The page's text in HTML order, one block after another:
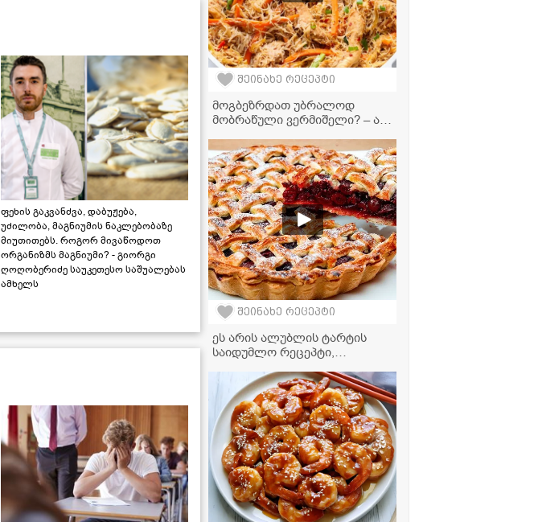
ფეხის გაკვანძვა, დაბუჟება,
უძილობა, მაგნიუმის ნაკლებობაზე
მიუთითებს. როგორ მივაწოდოთ
ორგანიზმს მაგნიუმი? - გიორგი
ღოღობერიძე საუკეთესო საშუალებას
ამხელს
შეინახე რეცეპტი
მოგბეზრდათ უბრალოდ
მობრაწული ვერმიშელი? – აი,
რომელიც კერძს დაუვიწყარს
გახდის!
შეინახე რეცეპტი
ეს არის ალუბლის ტარტის
საიდუმლო რეცეპტი,
წევრს პირველივე ლუკმაზე
შეაყვარებს თავს!